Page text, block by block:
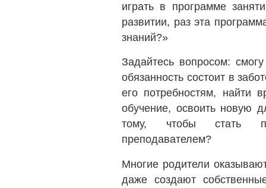
играть в программе
развитии, раз эта
знаний?»
Задайтесь вопросом:
обязанность состоит в
его потребностям, найти
обучение, освоить новую
тому, чтобы стать
преподавателем?
Многие родители
даже создают